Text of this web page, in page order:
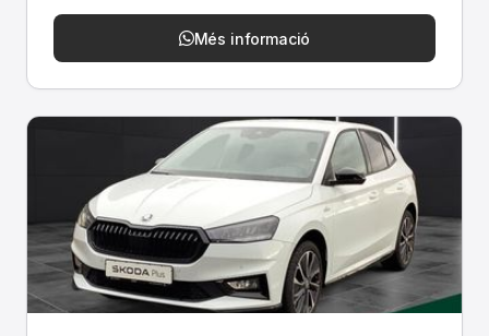
Més informació